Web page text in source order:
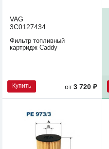
VAG
3C0127434
Фильтр топливный
картридж Caddy
Купить от3 720 ₽